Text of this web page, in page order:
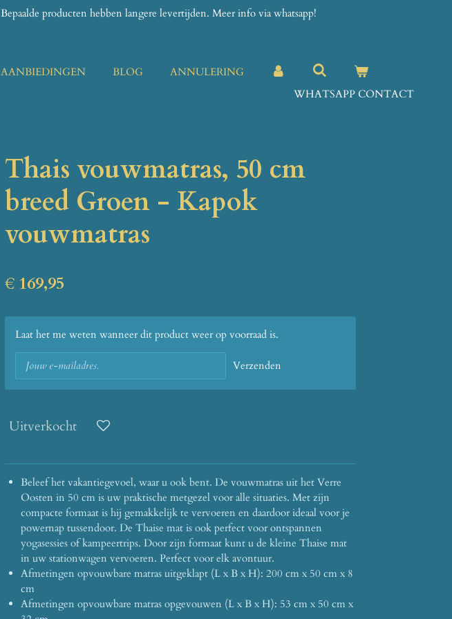
Bepaalde producten hebben langere levertijden. Meer info via whatsapp!
AANBIEDINGEN BLOG
ANNULERING
WHATSAPP CONTACT
Thais vouwmatras, 50 cm
breed Groen - Kapok
vouwmatras
€ 169,95
Laat het me weten wanneer dit product weer op voorraad is.
Verzenden
Uitverkocht
Beleef het vakantiegevoel, waar u ook bent. De vouwmatras uit het Verre
Oosten in 50 cm is uw praktische metgezel voor alle situaties. Met zijn
compacte formaat is hij gemakkelijk te vervoeren en daardoor ideaal voor je
powernap tussendoor. De Thaise mat is ook perfect voor ontspannen
yogasessies of kampeertrips. Door zijn formaat kunt u de kleine Thaise mat
in uw stationwagen vervoeren. Perfect voor elk avontuur.
Afmetingen opvouwbare matras uitgeklapt (L x B x H): 200 cm x 50 cm x 8
cm
Afmetingen opvouwbare matras opgevouwen (L x B x H): 53 cm x 50 cm x